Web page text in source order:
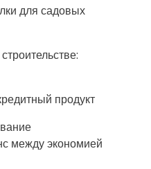
для садовых
продукт
между экономией